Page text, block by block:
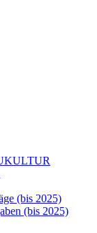
(bis 2025)
(bis 2025)